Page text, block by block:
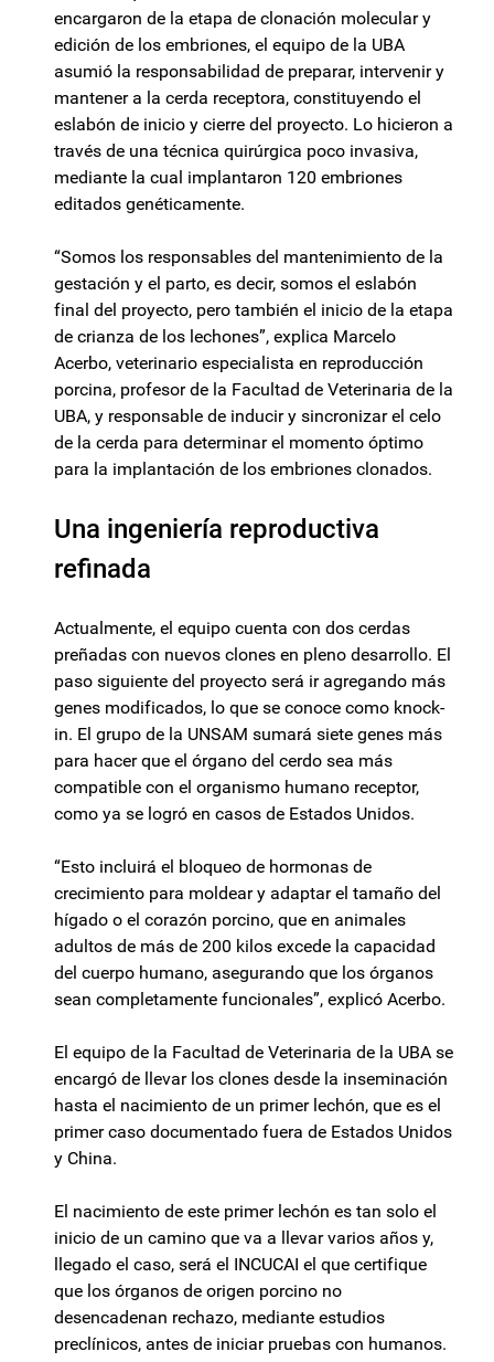
encargaron de la etapa de clonación molecular y
edición de los embriones, el equipo de la UBA
asumió la responsabilidad de preparar, intervenir y
mantener a la cerda receptora, constituyendo el
eslabón de inicio y cierre del proyecto. Lo hicieron a
través de una técnica quirúrgica poco invasiva,
mediante la cual implantaron 120 embriones
editados genéticamente.
“Somos los responsables del mantenimiento de la
gestación y el parto, es decir, somos el eslabón
final del proyecto, pero también el inicio de la etapa
de crianza de los lechones”, explica Marcelo
Acerbo, veterinario especialista en reproducción
porcina, profesor de la Facultad de Veterinaria de la
UBA, y responsable de inducir y sincronizar el celo
de la cerda para determinar el momento óptimo
para la implantación de los embriones clonados.
Una ingeniería reproductiva
refinada
Actualmente, el equipo cuenta con dos cerdas
preñadas con nuevos clones en pleno desarrollo. El
paso siguiente del proyecto será ir agregando más
genes modificados, lo que se conoce como knock-
in. El grupo de la UNSAM sumará siete genes más
para hacer que el órgano del cerdo sea más
compatible con el organismo humano receptor,
como ya se logró en casos de Estados Unidos.
“Esto incluirá el bloqueo de hormonas de
crecimiento para moldear y adaptar el tamaño del
hígado o el corazón porcino, que en animales
adultos de más de 200 kilos excede la capacidad
del cuerpo humano, asegurando que los órganos
sean completamente funcionales”, explicó Acerbo.
El equipo de la Facultad de Veterinaria de la UBA se
encargó de llevar los clones desde la inseminación
hasta el nacimiento de un primer lechón, que es el
primer caso documentado fuera de Estados Unidos
y China.
El nacimiento de este primer lechón es tan solo el
inicio de un camino que va a llevar varios años y,
llegado el caso, será el INCUCAI el que certifique
que los órganos de origen porcino no
desencadenan rechazo, mediante estudios
preclínicos, antes de iniciar pruebas con humanos.